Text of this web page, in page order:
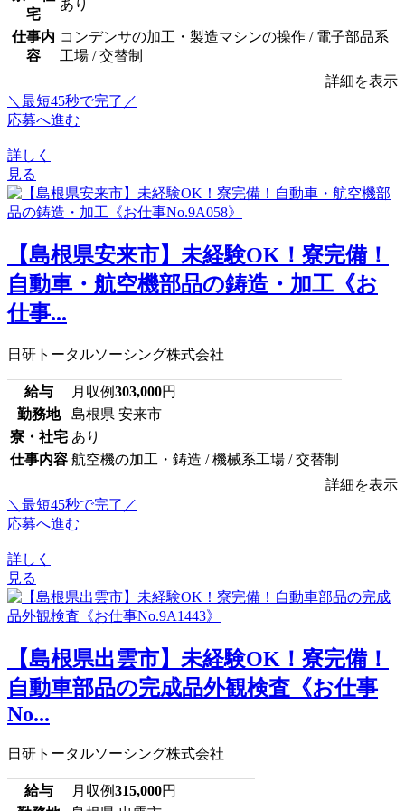
宅
あり
仕事内
容
コンデンサの加工・製造マシンの操作 / 電子部品系
工場 / 交替制
詳細を表示
＼最短45秒で完了／
応募へ進む
詳しく
見る
【島根県安来市】未経験OK！寮完備！
自動車・航空機部品の鋳造・加工《お
仕事...
日研トータルソーシング株式会社
給与 月収例303,000円
勤務地
島根県 安来市
寮・社宅 あり
仕事内容 航空機の加工・鋳造 / 機械系工場 / 交替制
詳細を表示
＼最短45秒で完了／
応募へ進む
詳しく
見る
【島根県出雲市】未経験OK！寮完備！
自動車部品の完成品外観検査《お仕事
No...
日研トータルソーシング株式会社
給与 月収例315,000円